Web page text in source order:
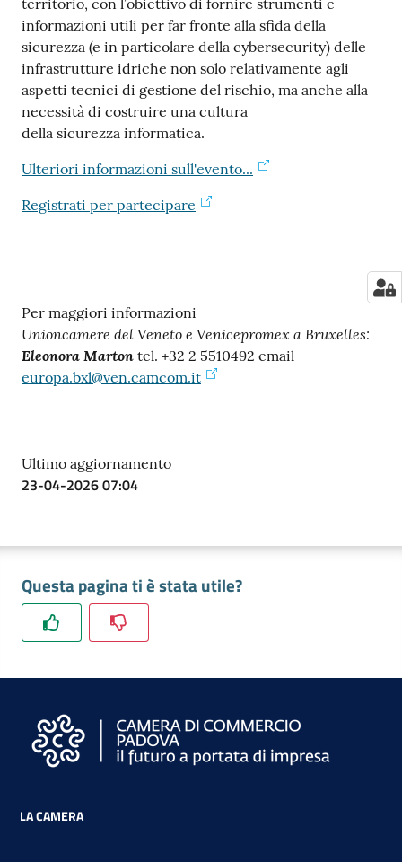
territorio, con l’obiettivo di fornire strumenti e
informazioni utili per far fronte alla sfida della
sicurezza (e in particolare della cybersecurity) delle
infrastrutture idriche non solo relativamente agli
aspetti tecnici di gestione del rischio, ma anche alla
necessità di costruire una cultura
della sicurezza informatica.
Ulteriori informazioni sull'evento...
Registrati per partecipare
Per maggiori informazioni
Unioncamere del Veneto e Venicepromex a Bruxelles:
Eleonora Marton tel. +32 2 5510492 email
europa.bxl@ven.camcom.it
Ultimo aggiornamento
23-04-2026 07:04
Questa pagina ti è stata utile?
LA CAMERA